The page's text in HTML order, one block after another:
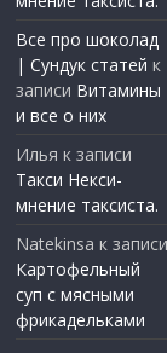
Все про шоколад
| Сундук статей к
записи Витамины
и все о них
Илья к записи
Такси Некси-
мнение таксиста.
Natekinsa к записи
Картофельный
суп с мясными
фрикадельками